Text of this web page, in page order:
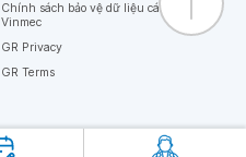
Chính sách bảo vệ dữ liệu cá nhân của
Vinmec
GR Privacy
GR Terms